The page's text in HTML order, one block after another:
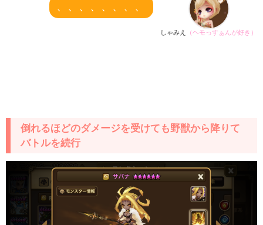
しゃみえ （ヘモっすぁんが好き）
、、、、、、、、
倒れるほどのダメージを受けても野獣から降りて
バトルを続行